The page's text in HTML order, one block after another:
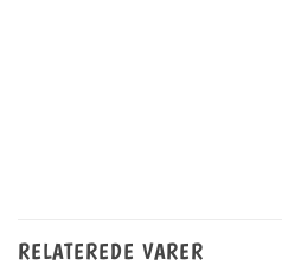
RELATEREDE VARER